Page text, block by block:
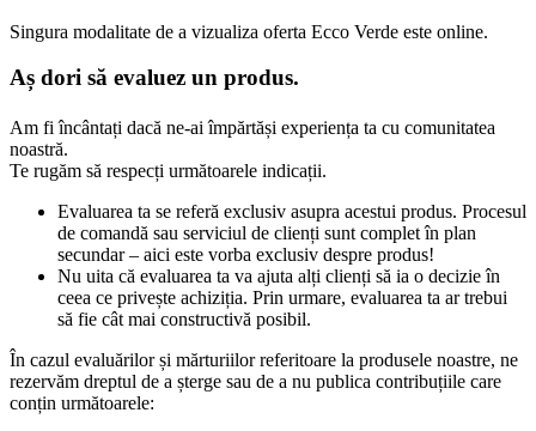
Singura modalitate de a vizualiza oferta Ecco Verde este online.
Aș dori să evaluez un produs.
Am fi încântați dacă ne-ai împărtăși experiența ta cu comunitatea
noastră.
Te rugăm să respecți următoarele indicații.
Evaluarea ta se referă exclusiv asupra acestui produs. Procesul
de comandă sau serviciul de clienți sunt complet în plan
secundar – aici este vorba exclusiv despre produs!
Nu uita că evaluarea ta va ajuta alți clienți să ia o decizie în
ceea ce privește achiziția. Prin urmare, evaluarea ta ar trebui
să fie cât mai constructivă posibil.
În cazul evaluărilor și mărturiilor referitoare la produsele noastre, ne
rezervăm dreptul de a șterge sau de a nu publica contribuțiile care
conțin următoarele: